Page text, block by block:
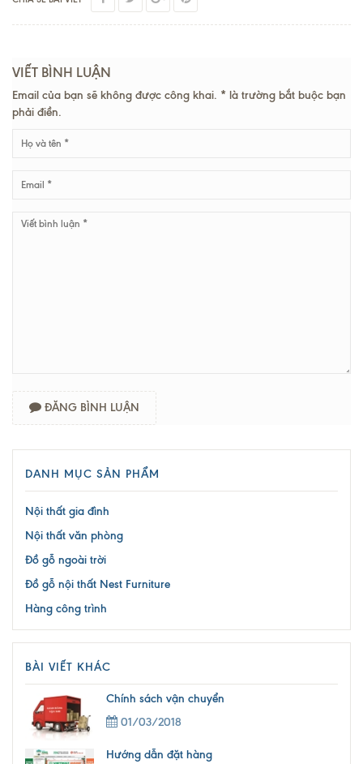
VIẾT BÌNH LUẬN
Email của bạn sẽ không được công khai. * là trường bắt buộc bạn
phải điền.
ĐĂNG BÌNH LUẬN
DANH MỤC SẢN PHẨM
Nội thất gia đình
Nội thất văn phòng
Đồ gỗ ngoài trời
Đồ gỗ nội thất Nest Furniture
Hàng công trình
BÀI VIẾT KHÁC
Chính sách vận chuyển
01/03/2018
Hướng dẫn đặt hàng